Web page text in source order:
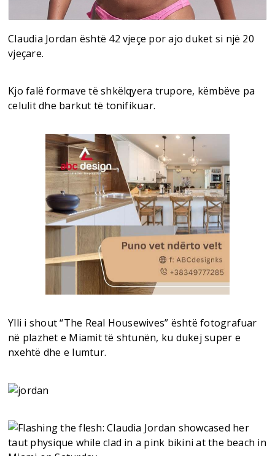
Claudia Jordan është 42 vjeçe por ajo duket si një 20
vjeçare.
Kjo falë formave të shkëlqyera trupore, këmbëve pa
celulit dhe barkut të tonifikuar.
Ylli i shout “The Real Housewives” është fotografuar
në plazhet e Miamit të shtunën, ku dukej super e
nxehtë dhe e lumtur.